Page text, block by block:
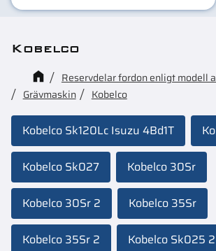
Kobelco
Reservdelar fordon enligt modell
Grävmaskin
Kobelco
Kobelco Sk120Lc Isuzu 4Bd1T
Kobelco Sk027 Kobelco 30Sr
Kobelco 30Sr 2 Kobelco 35Sr
Kobelco 35Sr 2 Kobelco Sk025 2